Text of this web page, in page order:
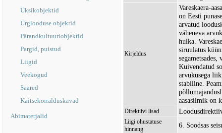
Üksikobjektid
Ürglooduse objektid
Pärandkultuuriobjektid
Pargid, puistud
Liigid
Veekogud
Saared
Kaitsekorralduskavad
Abimaterjalid
Kirjeldus
Vareskaera-
on Eesti
arvatud
väheneva
hulka.
siruulatus
Kuivendatud
arvukusega
stabiilne.
aasasilmik on
Direktiivi lisad
Liigi ohustatuse
hinnang
6. Soodsas